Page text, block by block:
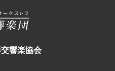
響楽協会